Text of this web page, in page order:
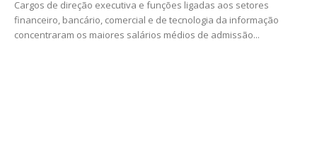
Cargos de direção executiva e funções ligadas aos setores
financeiro, bancário, comercial e de tecnologia da informação
concentraram os maiores salários médios de admissão...